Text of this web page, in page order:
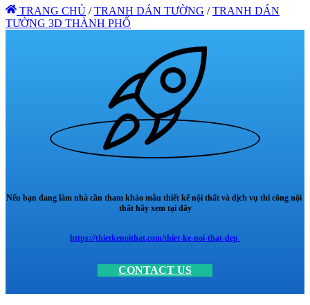
TRANG CHỦ / TRANH DÁN TƯỜNG / TRANH DÁN
TƯỜNG 3D THÀNH PHỐ
Nếu bạn đang làm nhà cần tham khảo mẫu thiết kế nội thất và dịch vụ thi công nội
thất hãy xem tại đây
https://thietkenoithat.com/thiet-ke-noi-that-dep
CONTACT US